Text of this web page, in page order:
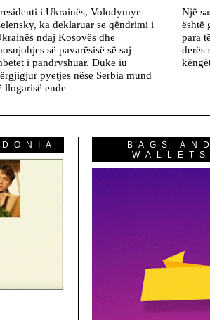
i Ukrainës, Volodymyr
ka deklaruar se qëndrimi i
ndaj Kosovës dhe
së pavarësisë së saj
i pandryshuar. Duke iu
pyetjes nëse Serbia mund
llogarisë ende
Një
është
para
derës
BAGS AND
WALLETS